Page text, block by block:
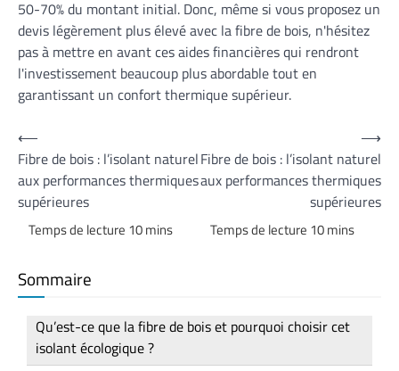
50-70% du montant initial. Donc, même si vous proposez un
devis légèrement plus élevé avec la fibre de bois, n'hésitez
pas à mettre en avant ces aides financières qui rendront
l'investissement beaucoup plus abordable tout en
garantissant un confort thermique supérieur.
Navigation
de
l’article
⟵
Fibre de bois : l’isolant naturel
aux performances thermiques
supérieures
Fibre de bois : l’isolant naturel
aux performances thermiques
supérieures
⟶
Sommaire
Qu’est-ce que la fibre de bois et pourquoi choisir cet
isolant écologique ?